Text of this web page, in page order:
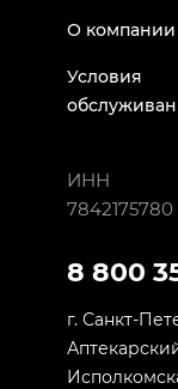
О компании
Условия
ИНН
7842175780
8 800
г. Санкт-